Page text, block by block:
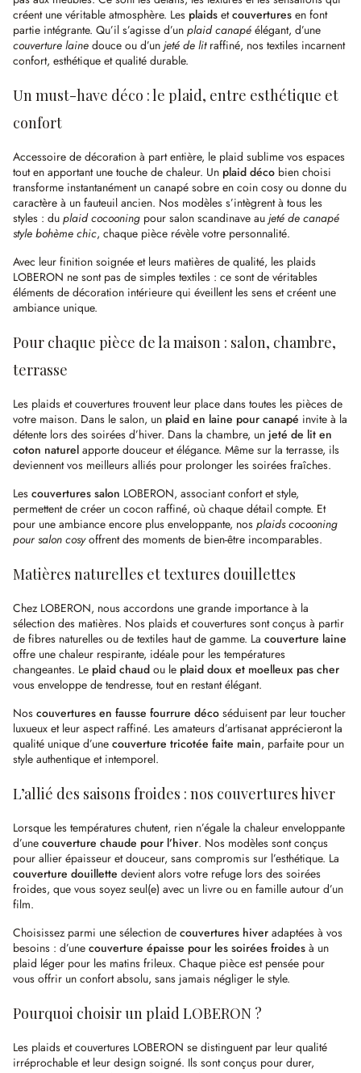
créent une véritable atmosphère. Les plaids etcouvertures en font
partie intégrante. Qu’il s’agisse d’un plaid canapé élégant, d’une
couverture laine douce ou d’un jeté de litraffiné, nos textiles incarnent
confort, esthétique et qualité durable.
Un must-have déco : le plaid, entre esthétique et
confort
Accessoire de décoration à part entière, le plaid sublime vos espaces
tout en apportant une touche de chaleur. Un plaid déco bien choisi
transforme instantanément un canapé sobre en coin cosy ou donne du
caractère à un fauteuil ancien. Nos modèles s’intègrent à tous les
styles : du plaid cocooning pour salon scandinave au jeté de canapé
style bohème chic, chaque pièce révèle votre personnalité.
Avec leur finition soignée et leurs matières de qualité, les plaids
LOBERON ne sont pas de simples textiles : ce sont de véritables
éléments de décoration intérieure qui éveillent les sens et créent une
ambiance unique.
Pour chaque pièce de la maison : salon, chambre,
terrasse
Les plaids et couvertures trouvent leur place dans toutes les pièces de
votre maison. Dans le salon, un plaid en laine pour canapé invite à la
détente lors des soirées d’hiver. Dans la chambre, un jeté de lit en
coton naturel apporte douceur et élégance. Même sur la terrasse, ils
deviennent vos meilleurs alliés pour prolonger les soirées fraîches.
Les couvertures salon LOBERON, associant confort et style,
permettent de créer un cocon raffiné, où chaque détail compte. Et
pour une ambiance encore plus enveloppante, nos plaids cocooning
pour salon cosyoffrent des moments de bien-être incomparables.
Matières naturelles et textures douillettes
Chez LOBERON, nous accordons une grande importance à la
sélection des matières. Nos plaids et couvertures sont conçus à partir
de fibres naturelles ou de textiles haut de gamme. La couverture laine
offre une chaleur respirante, idéale pour les températures
changeantes. Le plaid chaud ou le plaid doux et moelleux pas cher
vous enveloppe de tendresse, tout en restant élégant.
Nos couvertures en fausse fourrure déco séduisent par leur toucher
luxueux et leur aspect raffiné. Les amateurs d’artisanat apprécieront la
qualité unique d’une couverture tricotée faite main, parfaite pour un
style authentique et intemporel.
L’allié des saisons froides : nos couvertures hiver
Lorsque les températures chutent, rien n’égale la chaleur enveloppante
d’une couverture chaude pour l’hiver. Nos modèles sont conçus
pour allier épaisseur et douceur, sans compromis sur l’esthétique. La
couverture douillette devient alors votre refuge lors des soirées
froides, que vous soyez seul(e) avec un livre ou en famille autour d’un
film.
Choisissez parmi une sélection de couvertures hiver adaptées à vos
besoins : d’une couverture épaisse pour les soirées froides à un
plaid léger pour les matins frileux. Chaque pièce est pensée pour
vous offrir un confort absolu, sans jamais négliger le style.
Pourquoi choisir un plaid LOBERON ?
Les plaids et couvertures LOBERON se distinguent par leur qualité
irréprochable et leur design soigné. Ils sont conçus pour durer,